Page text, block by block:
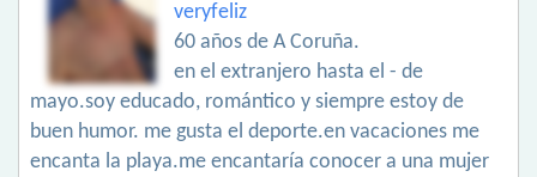
veryfeliz
60 años de A Coruña.
en el extranjero hasta el - de
mayo.soy educado, romántico y siempre estoy de
buen humor. me gusta el deporte.en vacaciones me
encanta la playa.me encantaría conocer a una mujer